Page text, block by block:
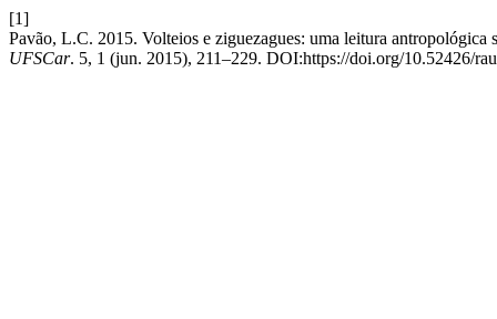
[1]
Pavão, L.C. 2015. Volteios e ziguezagues: uma leitura
UFSCar. 5, 1 (jun. 2015), 211–229. DOI:https://doi.org/10.52426/